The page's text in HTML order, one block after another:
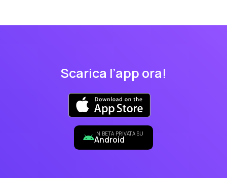
Scarica l’app ora!
IN BETA PRIVATA SU
Android